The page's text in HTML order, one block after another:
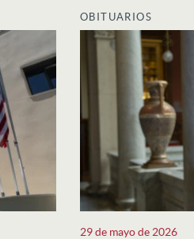
OBITUARIOS
29 de mayo de 2026